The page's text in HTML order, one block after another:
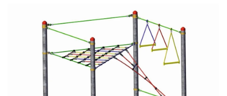
hvězdiček.